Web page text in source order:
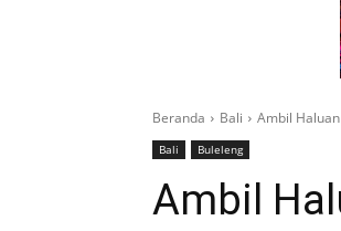
Beranda Bali Ambil
Bali Buleleng
Ambil